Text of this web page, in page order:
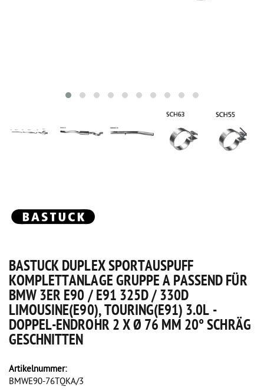
BASTUCK DUPLEX SPORTAUSPUFF
KOMPLETTANLAGE GRUPPE A PASSEND FÜR
BMW 3ER E90 / E91 325D / 330D
LIMOUSINE(E90), TOURING(E91) 3.0L -
DOPPEL-ENDROHR 2 X Ø 76 MM 20° SCHRÄG
GESCHNITTEN
Artikelnummer:
BMWE90-76TQKA/3